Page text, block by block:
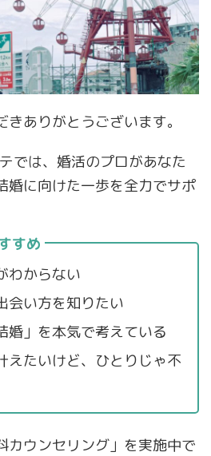
ありがとうございます。
では、婚活のプロがあなた
婚に向けた一歩を全力でサポ
すめ
わからない
会い方を知りたい
婚」を本気で考えている
えたいけど、ひとりじゃ不
カウンセリング」を実施中で